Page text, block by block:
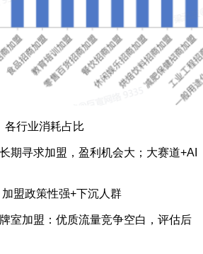
各行业消耗占比
期寻求加盟，盈利机会大；大赛道+AI
盟政策性强+下沉人群
室加盟：优质流量竞争空白，评估后